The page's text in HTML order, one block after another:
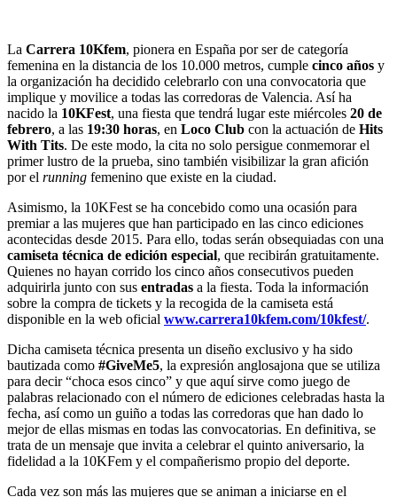
La Carrera 10Kfem, pionera en España por ser de categoría
femenina en la distancia de los 10.000 metros, cumple cinco años y
la organización ha decidido celebrarlo con una convocatoria que
implique y movilice a todas las corredoras de Valencia. Así ha
nacido la 10KFest, una fiesta que tendrá lugar este miércoles 20 de
febrero, a las 19:30 horas, en Loco Club con la actuación de Hits
With Tits. De este modo, la cita no solo persigue conmemorar el
primer lustro de la prueba, sino también visibilizar la gran afición
por el running femenino que existe en la ciudad.
Asimismo, la 10KFest se ha concebido como una ocasión para
premiar a las mujeres que han participado en las cinco ediciones
acontecidas desde 2015. Para ello, todas serán obsequiadas con una
camiseta técnica de edición especial, que recibirán gratuitamente.
Quienes no hayan corrido los cinco años consecutivos pueden
adquirirla junto con sus entradas a la fiesta. Toda la información
sobre la compra de tickets y la recogida de la camiseta está
disponible en la web oficial www.carrera10kfem.com/10kfest/.
Dicha camiseta técnica presenta un diseño exclusivo y ha sido
bautizada como #GiveMe5, la expresión anglosajona que se utiliza
para decir “choca esos cinco” y que aquí sirve como juego de
palabras relacionado con el número de ediciones celebradas hasta la
fecha, así como un guiño a todas las corredoras que han dado lo
mejor de ellas mismas en todas las convocatorias. En definitiva, se
trata de un mensaje que invita a celebrar el quinto aniversario, la
fidelidad a la 10KFem y el compañerismo propio del deporte.
Cada vez son más las mujeres que se animan a iniciarse en el